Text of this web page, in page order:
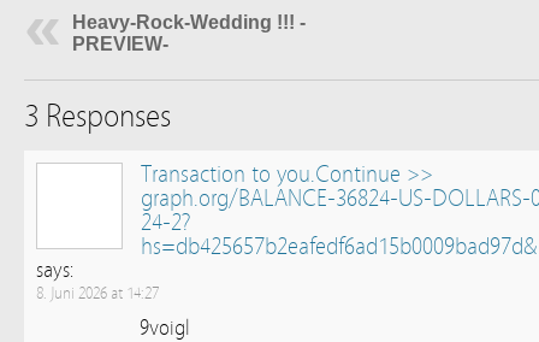
Heavy-Rock-Wedding !!! -
PREVIEW-
3 Responses
Transaction to you.Continue >>
graph.org/BALANCE-36824-US-DOLLARS-
24-2?
hs=db425657b2eafedf6ad15b0009bad97d&
says:
8. Juni 2026 at 14:27
9voigl